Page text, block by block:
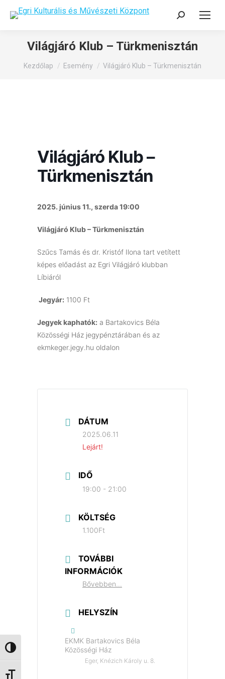
Nagy kontraszt váltása
Betűméret váltása
Search:
Világjáró Klub – Türkmenisztán
You are here:
Kezdőlap Esemény Világjáró Klub – Türkmenisztán
Világjáró Klub –
Türkmenisztán
2025. június 11., szerda 19:00
Világjáró Klub –Türkmenisztán
Szűcs Tamás és dr. Kristóf Ilona tart vetített
képes előadást az Egri Világjáró klubban
Líbiáról
Jegyár: 1100 Ft
Jegyek kaphatók: a Bartakovics Béla
Közösségi Ház jegypénztárában és az
ekmkeger.jegy.hu oldalon
DÁTUM
2025.06.11
Lejárt!
IDŐ
19:00 - 21:00
KÖLTSÉG
1.100Ft
TOVÁBBI
INFORMÁCIÓK
Bővebben...
HELYSZÍN
EKMK Bartakovics Béla
Közösségi Ház
Eger, Knézich Károly u. 8.